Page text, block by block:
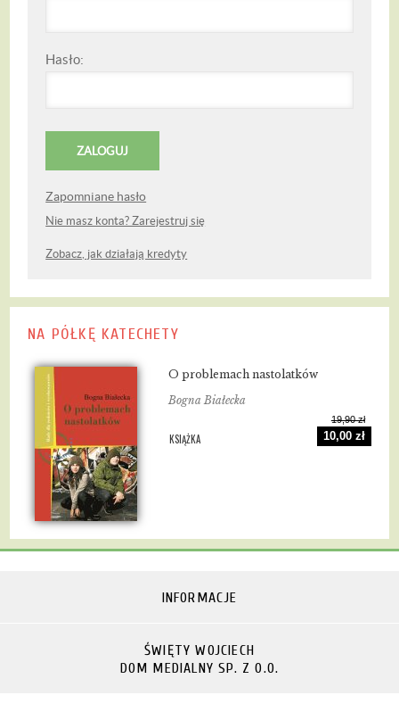
Hasło:
Zapomniane hasło
Nie masz konta? Zarejestruj się
Zobacz, jak działają kredyty
NA PÓŁKĘ KATECHETY
O problemach nastolatków
Bogna Białecka
KSIĄŻKA
19,90 zł
10,00 zł
INFORMACJE
ŚWIĘTY WOJCIECH
DOM MEDIALNY SP. Z O.O.